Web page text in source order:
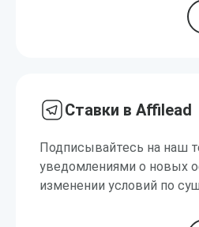
Ставки в Affilead
Подписывайтесь на наш
уведомлениями о новых
изменении условий по